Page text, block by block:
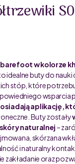
w kolorze
idealne buty do nauki
stóp, które
wsparcia
aplikację,
Buty zostały
naturalnej –
skórzana
i naturalny
zakładanie oraz